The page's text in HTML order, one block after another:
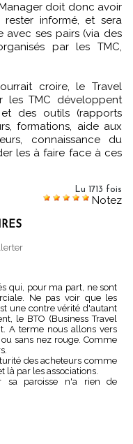
doit donc avoir
rester informé, et sera
avec ses pairs (via des
par les TMC,
croire, le Travel
les TMC développent
des outils (rapports
formations, aide aux
connaissance du
les à faire face à ces
Lu 1713 fois
Notez
qui, pour ma part, ne sont
Ne pas voir que les
une contre vérité d'autant
le BTO (Business Travel
A terme nous allons vers
sans nez rouge. Comme
des acheteurs comme
par les associations.
sa paroisse n'a rien de